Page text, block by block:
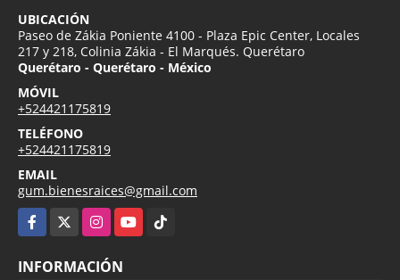
UBICACIÓN
Paseo de Zákia Poniente 4100 - Plaza Epic Center, Locales
217 y 218, Colinia Zákia - El Marqués. Querétaro
Querétaro - Querétaro - México
MÓVIL
+524421175819
TELÉFONO
+524421175819
EMAIL
gum.bienesraices@gmail.com
Facebook
InstagramYouTubeTikTok
INFORMACIÓN